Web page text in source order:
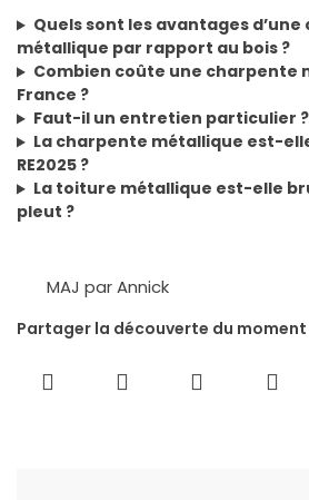
Quels sont les avantages
métallique par rapport au bois ?
Combien coûte une charpente
France ?
Faut-il un entretien particulier ?
La charpente métallique est-
RE2025 ?
La toiture métallique est-elle
pleut ?
MAJ par Annick
Partager la découverte du moment